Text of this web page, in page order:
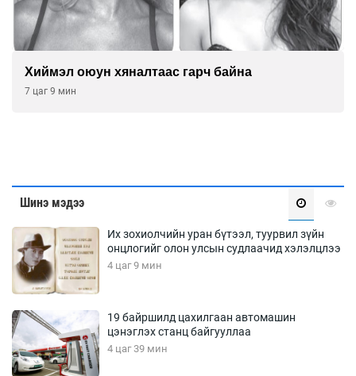
Хиймэл оюун хяналтаас гарч байна
7 цаг 9 мин
Шинэ мэдээ
Их зохиолчийн уран бүтээл, туурвил зүйн
онцлогийг олон улсын судлаачид хэлэлцлээ
4 цаг 9 мин
19 байршилд цахилгаан автомашин
цэнэглэх станц байгууллаа
4 цаг 39 мин